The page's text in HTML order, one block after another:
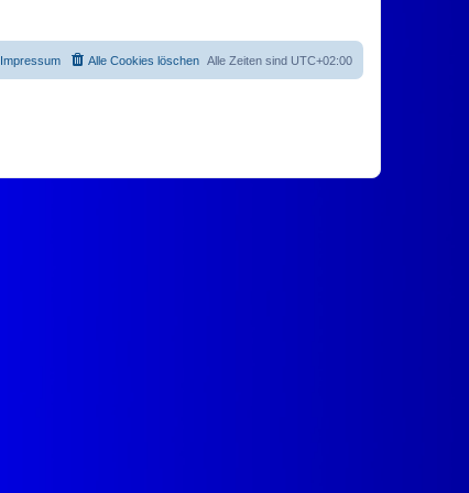
Alle Zeiten sind UTC+02:00
Alle Cookies löschen
Impressum